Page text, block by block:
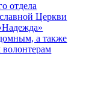
отдела
Церкви
а также